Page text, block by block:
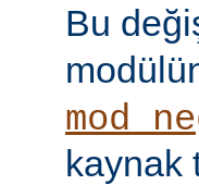
Bu
kaynak